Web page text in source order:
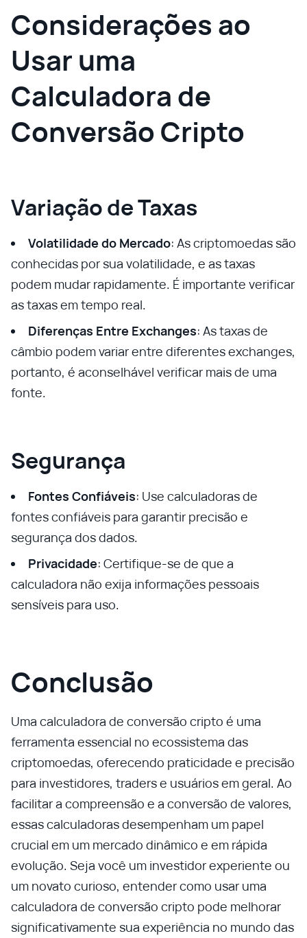
Considerações ao
Usar uma
Calculadora de
Conversão Cripto
Variação de Taxas
Volatilidade do Mercado: As criptomoedas são
conhecidas por sua volatilidade, e as taxas
podem mudar rapidamente. É importante verificar
as taxas em tempo real.
Diferenças Entre Exchanges: As taxas de
câmbio podem variar entre diferentes exchanges,
portanto, é aconselhável verificar mais de uma
fonte.
Segurança
Fontes Confiáveis: Use calculadoras de
fontes confiáveis para garantir precisão e
segurança dos dados.
Privacidade: Certifique-se de que a
calculadora não exija informações pessoais
sensíveis para uso.
Conclusão
Uma calculadora de conversão cripto é uma
ferramenta essencial no ecossistema das
criptomoedas, oferecendo praticidade e precisão
para investidores, traders e usuários em geral. Ao
facilitar a compreensão e a conversão de valores,
essas calculadoras desempenham um papel
crucial em um mercado dinâmico e em rápida
evolução. Seja você um investidor experiente ou
um novato curioso, entender como usar uma
calculadora de conversão cripto pode melhorar
significativamente sua experiência no mundo das